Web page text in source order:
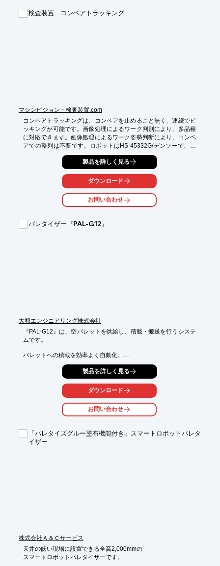
【掲載内容】
検査装置 コンベアトラッキング
マシンビジョン・検査装置.com
コンベアトラッキングは、コンベアを止めること無く、連続でピ
ッキングが可能です。画像処理によるワーク判別により、多品種
に対応できます。画像処理によるワーク姿勢判断により、コンベ
アでの整列は不要です。ロボットはHS-45332G/デンソーで、ア
ーム長は350mm、可搬重量 5kgです。ハンドリング方式は吸着方
式です。カメラはモノクロCCD200画素（GigE/PoE対応）で、
レンズはCCTVレンズ12mm/VS Tecnology、照明はφ150白色レ
ンズ照明/CCSです。
詳しくはお問い合わせ、もしくはカタログをご覧ください。
製品を詳しく見る
ダウンロード
お問い合わせ
パレタイザー『PAL-G12』
大和エンジニアリング株式会社
『PAL-G12』は、空パレットを供給し、積載・搬送を行うシステ
ムです。
パレットへの積載を効率よく自動化。
積載パターンにより各種荷姿に対応いたします。
1分間に12ケースの処理能力を有しており、最大20kgまで搬送す
■パレットの積載を自動化
■1分間に12ケースの処理能力
■ガントリー式
製品を詳しく見る
ダウンロード
お問い合わせ
「パレタイズグルー塗布機能付き」スマートロボットパレタ
イザー
株式会社Ａ＆Ｃサービス
天井の低い現場に設置できる全高2,000mmの
スマートロボットパレタイザーです。